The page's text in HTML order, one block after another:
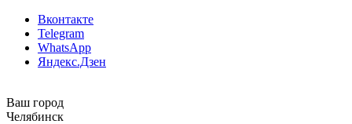
Вконтакте
Telegram
WhatsApp
Яндекс.Дзен
Ваш город
Челябинск